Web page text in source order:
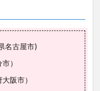
名古屋市)
）
阪市）